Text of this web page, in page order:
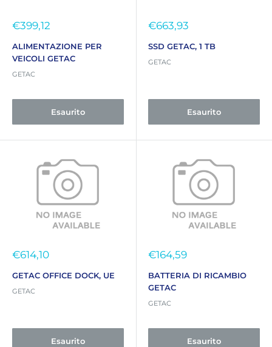
Prezzo
€399,12
ALIMENTAZIONE PER
VEICOLI GETAC
GETAC
Esaurito
Prezzo
€663,93
SSD GETAC, 1 TB
GETAC
Esaurito
Prezzo
€614,10
GETAC OFFICE DOCK, UE
GETAC
Esaurito
Prezzo
€164,59
BATTERIA DI RICAMBIO
GETAC
GETAC
Esaurito